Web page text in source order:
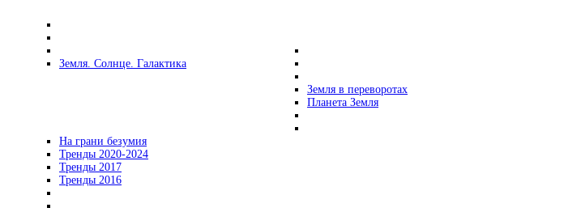
Земля. Солнце. Галактика
Земля в переворотах
Планета Земля
На грани безумия
Тренды 2020-2024
Тренды 2017
Тренды 2016